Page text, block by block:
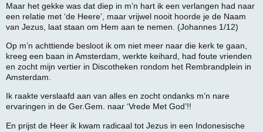
Maar het gekke was dat diep in m’n hart ik een verlangen had naar
een relatie met ‘de Heere’, maar vrijwel nooit hoorde je de Naam
van Jezus, laat staan om Hem aan te nemen. (Johannes 1/12)
Op m’n achttiende besloot ik om niet meer naar die kerk te gaan,
kreeg een baan in Amsterdam, werkte keihard, had foute vrienden
en zocht mijn vertier in Discotheken rondom het Rembrandplein in
Amsterdam.
Ik raakte verslaafd aan van alles en zocht ondanks m’n nare
ervaringen in de Ger.Gem. naar ‘Vrede Met God’!!
En prijst de Heer ik kwam radicaal tot Jezus in een Indonesische